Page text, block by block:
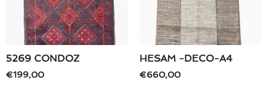
5269 CONDOZ
€199,00
HESAM -DECO-A4
€660,00